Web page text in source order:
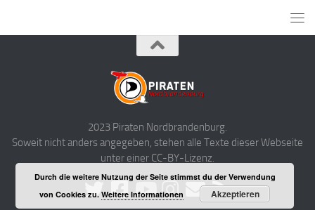
2023 Piraten Nordbrandenburg.
Soweit nicht anders angegeben, stehen alle Texte dieser Webseite
unter einer CC-BY-Lizenz.
Durch die weitere Nutzung der Seite stimmst du der Verwendung
von Cookies zu.Weitere Informationen Akzeptieren